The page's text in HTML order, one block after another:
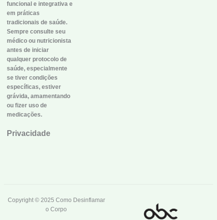
funcional e integrativa e
em práticas
tradicionais de saúde.
Sempre consulte seu
médico ou nutricionista
antes de iniciar
qualquer protocolo de
saúde, especialmente
se tiver condições
específicas, estiver
grávida, amamentando
ou fizer uso de
medicações.
Privacidade
Copyright © 2025 Como Desinflamar
o Corpo